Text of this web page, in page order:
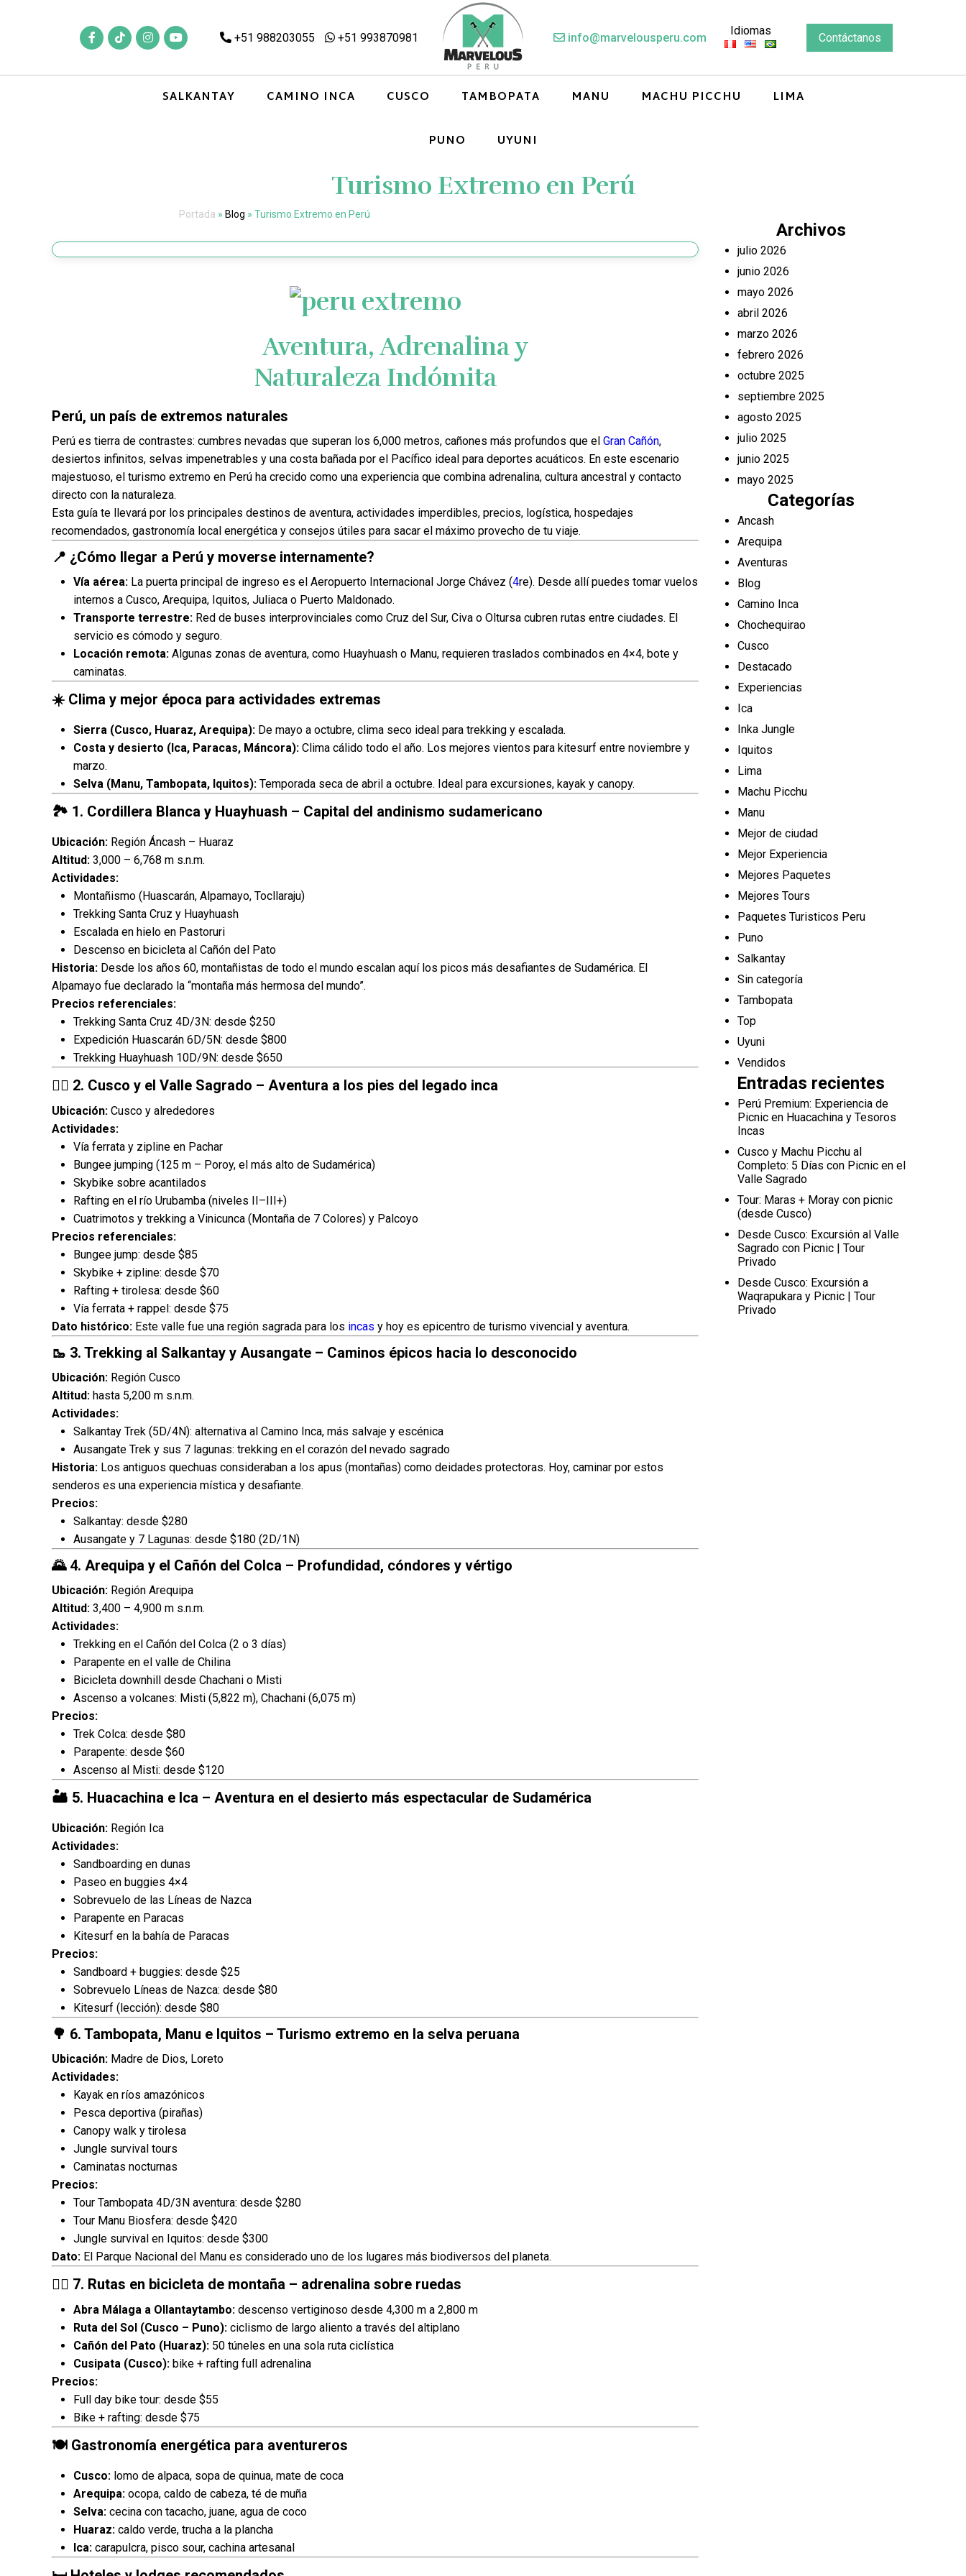
+51 988203055 +51 993870981 info@marvelousperu.com Idiomas Contáctanos
SALKANTAY CAMINO INCA CUSCO TAMBOPATA MANU MACHU PICCHU LIMA
PUNO UYUNI
Turismo Extremo en Perú
Portada » Blog » Turismo Extremo en Perú
Aventura, Adrenalina y
Naturaleza Indómita
Perú, un país de extremos naturales
Perú es tierra de contrastes: cumbres nevadas que superan los 6,000 metros, cañones más profundos que el Gran Cañón,
desiertos infinitos, selvas impenetrables y una costa bañada por el Pacífico ideal para deportes acuáticos. En este escenario
majestuoso, el turismo extremo en Perú ha crecido como una experiencia que combina adrenalina, cultura ancestral y contacto
directo con la naturaleza.
Esta guía te llevará por los principales destinos de aventura, actividades imperdibles, precios, logística, hospedajes
recomendados, gastronomía local energética y consejos útiles para sacar el máximo provecho de tu viaje.
📍 ¿Cómo llegar a Perú y moverse internamente?
Vía aérea: La puerta principal de ingreso es el Aeropuerto Internacional Jorge Chávez (4re). Desde allí puedes tomar vuelos
internos a Cusco, Arequipa, Iquitos, Juliaca o Puerto Maldonado.
Transporte terrestre: Red de buses interprovinciales como Cruz del Sur, Civa o Oltursa cubren rutas entre ciudades. El
servicio es cómodo y seguro.
Locación remota: Algunas zonas de aventura, como Huayhuash o Manu, requieren traslados combinados en 4×4, bote y
caminatas.
☀️ Clima y mejor época para actividades extremas
Sierra (Cusco, Huaraz, Arequipa): De mayo a octubre, clima seco ideal para trekking y escalada.
Costa y desierto (Ica, Paracas, Máncora): Clima cálido todo el año. Los mejores vientos para kitesurf entre noviembre y
marzo.
Selva (Manu, Tambopata, Iquitos): Temporada seca de abril a octubre. Ideal para excursiones, kayak y canopy.
🏞️ 1. Cordillera Blanca y Huayhuash – Capital del andinismo sudamericano
Ubicación: Región Áncash – Huaraz
Altitud: 3,000 – 6,768 m s.n.m.
Actividades:
Montañismo (Huascarán, Alpamayo, Tocllaraju)
Trekking Santa Cruz y Huayhuash
Escalada en hielo en Pastoruri
Descenso en bicicleta al Cañón del Pato
Historia: Desde los años 60, montañistas de todo el mundo escalan aquí los picos más desafiantes de Sudamérica. El
Alpamayo fue declarado la “montaña más hermosa del mundo”.
Precios referenciales:
Trekking Santa Cruz 4D/3N: desde $250
Expedición Huascarán 6D/5N: desde $800
Trekking Huayhuash 10D/9N: desde $650
🧗‍♀️ 2. Cusco y el Valle Sagrado – Aventura a los pies del legado inca
Ubicación: Cusco y alrededores
Actividades:
Vía ferrata y zipline en Pachar
Bungee jumping (125 m – Poroy, el más alto de Sudamérica)
Skybike sobre acantilados
Rafting en el río Urubamba (niveles II–III+)
Cuatrimotos y trekking a Vinicunca (Montaña de 7 Colores) y Palcoyo
Precios referenciales:
Bungee jump: desde $85
Skybike + zipline: desde $70
Rafting + tirolesa: desde $60
Vía ferrata + rappel: desde $75
Dato histórico: Este valle fue una región sagrada para los incas y hoy es epicentro de turismo vivencial y aventura.
🥾 3. Trekking al Salkantay y Ausangate – Caminos épicos hacia lo desconocido
Ubicación: Región Cusco
Altitud: hasta 5,200 m s.n.m.
Actividades:
Salkantay Trek (5D/4N): alternativa al Camino Inca, más salvaje y escénica
Ausangate Trek y sus 7 lagunas: trekking en el corazón del nevado sagrado
Historia: Los antiguos quechuas consideraban a los apus (montañas) como deidades protectoras. Hoy, caminar por estos
senderos es una experiencia mística y desafiante.
Precios:
Salkantay: desde $280
Ausangate y 7 Lagunas: desde $180 (2D/1N)
🌄 4. Arequipa y el Cañón del Colca – Profundidad, cóndores y vértigo
Ubicación: Región Arequipa
Altitud: 3,400 – 4,900 m s.n.m.
Actividades:
Trekking en el Cañón del Colca (2 o 3 días)
Parapente en el valle de Chilina
Bicicleta downhill desde Chachani o Misti
Ascenso a volcanes: Misti (5,822 m), Chachani (6,075 m)
Precios:
Trek Colca: desde $80
Parapente: desde $60
Ascenso al Misti: desde $120
🏜️ 5. Huacachina e Ica – Aventura en el desierto más espectacular de Sudamérica
Ubicación: Región Ica
Actividades:
Sandboarding en dunas
Paseo en buggies 4×4
Sobrevuelo de las Líneas de Nazca
Parapente en Paracas
Kitesurf en la bahía de Paracas
Precios:
Sandboard + buggies: desde $25
Sobrevuelo Líneas de Nazca: desde $80
Kitesurf (lección): desde $80
🌳 6. Tambopata, Manu e Iquitos – Turismo extremo en la selva peruana
Ubicación: Madre de Dios, Loreto
Actividades:
Kayak en ríos amazónicos
Pesca deportiva (pirañas)
Canopy walk y tirolesa
Jungle survival tours
Caminatas nocturnas
Precios:
Tour Tambopata 4D/3N aventura: desde $280
Tour Manu Biosfera: desde $420
Jungle survival en Iquitos: desde $300
Dato: El Parque Nacional del Manu es considerado uno de los lugares más biodiversos del planeta.
🚴‍♂️ 7. Rutas en bicicleta de montaña – adrenalina sobre ruedas
Abra Málaga a Ollantaytambo: descenso vertiginoso desde 4,300 m a 2,800 m
Ruta del Sol (Cusco – Puno): ciclismo de largo aliento a través del altiplano
Cañón del Pato (Huaraz): 50 túneles en una sola ruta ciclística
Cusipata (Cusco): bike + rafting full adrenalina
Precios:
Full day bike tour: desde $55
Bike + rafting: desde $75
🍽️ Gastronomía energética para aventureros
Cusco: lomo de alpaca, sopa de quinua, mate de coca
Arequipa: ocopa, caldo de cabeza, té de muña
Selva: cecina con tacacho, juane, agua de coco
Huaraz: caldo verde, trucha a la plancha
Ica: carapulcra, pisco sour, cachina artesanal
Archivos
julio 2026
junio 2026
mayo 2026
abril 2026
marzo 2026
febrero 2026
octubre 2025
septiembre 2025
agosto 2025
julio 2025
junio 2025
mayo 2025
Categorías
Ancash
Arequipa
Aventuras
Blog
Camino Inca
Chochequirao
Cusco
Destacado
Experiencias
Ica
Inka Jungle
Iquitos
Lima
Machu Picchu
Manu
Mejor de ciudad
Mejor Experiencia
Mejores Paquetes
Mejores Tours
Paquetes Turisticos Peru
Puno
Salkantay
Sin categoría
Tambopata
Top
Uyuni
Vendidos
Entradas recientes
Perú Premium: Experiencia de
Picnic en Huacachina y Tesoros
Incas
Cusco y Machu Picchu al
Completo: 5 Días con Picnic en el
Valle Sagrado
Tour: Maras + Moray con picnic
(desde Cusco)
Desde Cusco: Excursión al Valle
Sagrado con Picnic | Tour
Privado
Desde Cusco: Excursión a
Waqrapukara y Picnic | Tour
Privado